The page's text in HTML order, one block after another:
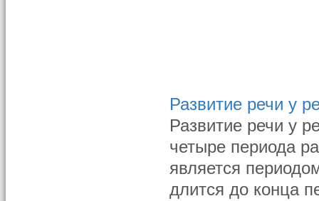
Развитие речи у
Развитие речи у
четыре периода
является
длится до конца